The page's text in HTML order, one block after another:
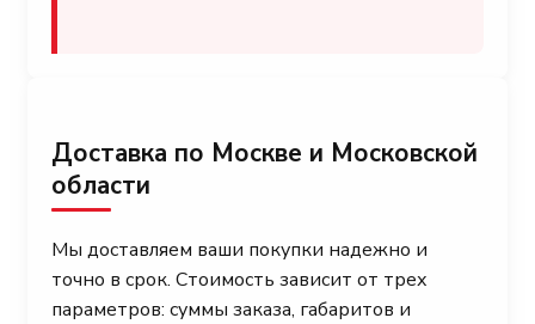
Доставка по Москве и Московской
области
Мы доставляем ваши покупки надежно и
точно в срок. Стоимость зависит от трех
параметров: суммы заказа, габаритов и